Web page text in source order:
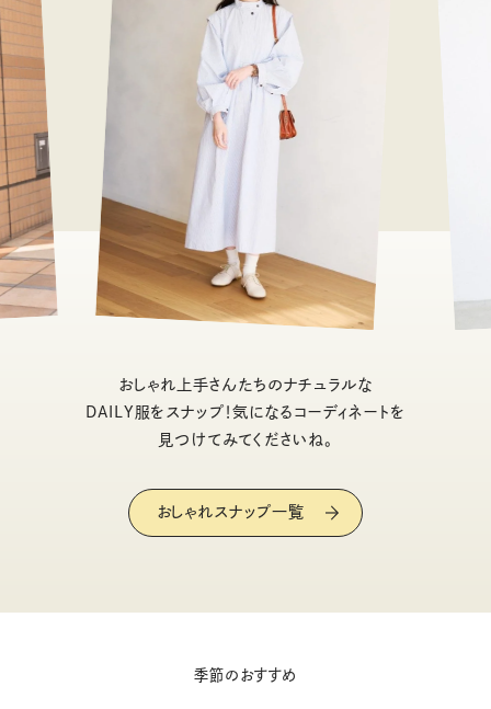
おしゃれ上手さんたちのナチュラルな
DAILY服をスナップ！気になるコーディネートを
見つけてみてくださいね。
おしゃれスナップ一覧
季節のおすすめ